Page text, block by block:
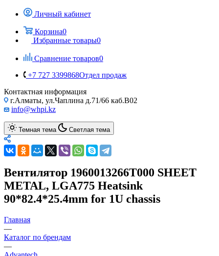
Личный кабинет
Корзина0
Избранные товары0
Сравнение товаров0
+7 727 3399868Отдел продаж
Контактная информация
г.Алматы, ул.Чаплина д.71/66 каб.B02
info@whpi.kz
Темная тема Светлая тема
Вентилятор 1960013266T000 SHEET
METAL, LGA775 Heatsink
90*82.4*25.4mm for 1U chassis
Главная
—
Каталог по брендам
—